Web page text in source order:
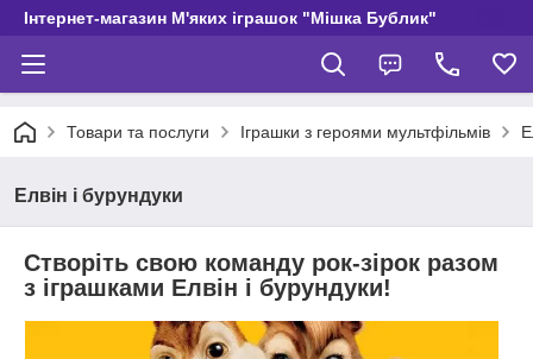
Інтернет-магазин М'яких іграшок "Мішка Бублик"
Товари та послуги Іграшки з героями мультфільмів
Елвін і бурундуки
Створіть свою команду рок-зірок разом
з іграшками Елвін і бурундуки!